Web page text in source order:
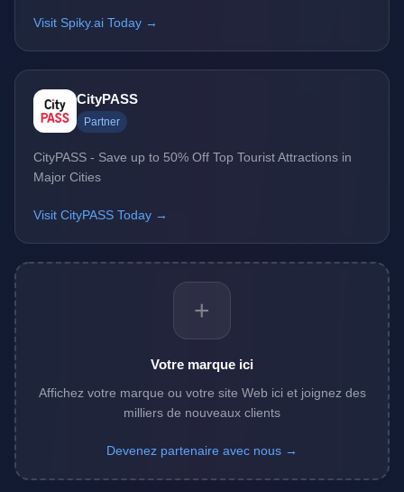
Visit Spiky.ai Today →
CityPASS
Partner
CityPASS - Save up to 50% Off Top Tourist Attractions in
Major Cities
Visit CityPASS Today →
+
Votre marque ici
Affichez votre marque ou votre site Web ici et joignez des
milliers de nouveaux clients
Devenez partenaire avec nous →